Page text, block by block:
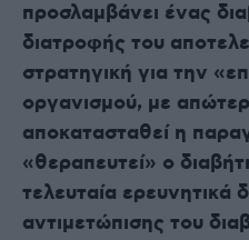
προσλαμβάνει ένας
διατροφής του
στρατηγική για την
οργανισμού, με
αποκατασταθεί η
«θεραπευτεί» ο
τελευταία ερευνητικά
αντιμετώπισης του